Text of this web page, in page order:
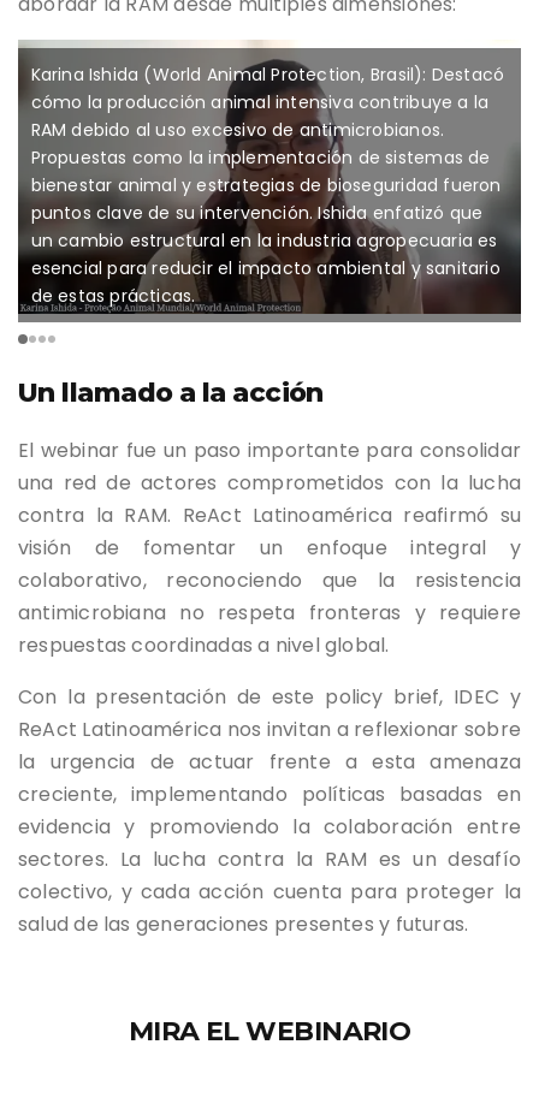
Karina Ishida (World Animal Protection, Brasil): Destacó
cómo la producción animal intensiva contribuye a la
RAM debido al uso excesivo de antimicrobianos.
Propuestas como la implementación de sistemas de
bienestar animal y estrategias de bioseguridad fueron
puntos clave de su intervención. Ishida enfatizó que
un cambio estructural en la industria agropecuaria es
esencial para reducir el impacto ambiental y sanitario
de estas prácticas.
Un llamado a la acción
El webinar fue un paso importante para consolidar
una red de actores comprometidos con la lucha
contra la RAM. ReAct Latinoamérica reafirmó su
visión de fomentar un enfoque integral y
colaborativo, reconociendo que la resistencia
antimicrobiana no respeta fronteras y requiere
respuestas coordinadas a nivel global.
Con la presentación de este policy brief, IDEC y
ReAct Latinoamérica nos invitan a reflexionar sobre
la urgencia de actuar frente a esta amenaza
creciente, implementando políticas basadas en
evidencia y promoviendo la colaboración entre
sectores. La lucha contra la RAM es un desafío
colectivo, y cada acción cuenta para proteger la
salud de las generaciones presentes y futuras.
MIRA EL WEBINARIO